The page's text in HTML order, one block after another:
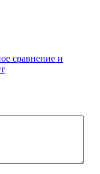
сравнение и